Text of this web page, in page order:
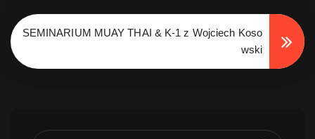
SEMINARIUM MUAY THAI & K-1 z Wojciech Koso
wski